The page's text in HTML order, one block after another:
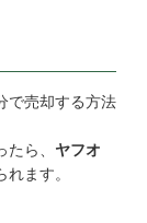
で売却する方法
ら、 ヤフオ
れます。